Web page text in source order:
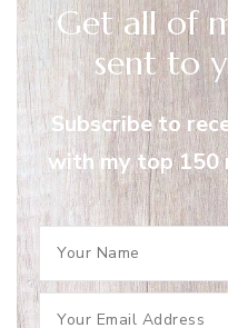
Get all of
sent to
Subscribe to
with my top 150